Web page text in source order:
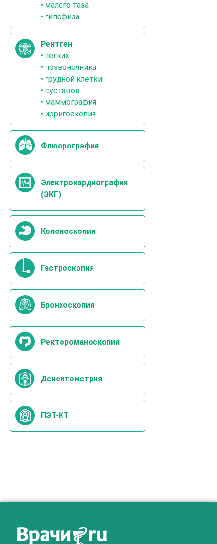
• малого таза
• гипофиза
Рентген
•легких
• позвоночника
• грудной клетки
• суставов
• маммография
• ирригоскопия
Флюорография
Электрокардиография
(ЭКГ)
Колоноскопия
Гастроскопия
Бронхоскопия
Ректороманоскопия
Денситометрия
ПЭТ-КТ